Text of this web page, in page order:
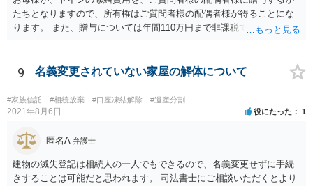
たちとなりますので、所有権はご質問者様の配偶者様が得ることにな
ります。 また、贈与については年間110万円まで非課税であり、トイ
9 名義変更されていない家屋の解体について
#家族信託 #相続放棄 #口座凍結解除 #遺産分割
2021年8月6日 役にたった 1
匿名A 弁護士
建物の滅失登記は相続人の一人でもできるので、名義変更せずに手続
きすることは可能だと思われます。 司法書士にご相談いただくとより